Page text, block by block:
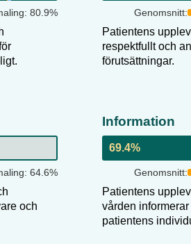
: 80.9% Genomsnitt:
Patientens
respektfullt och
förutsättningar.
: 64.6%
och
Information
69.4%
Genomsnitt:
Patientens
vården
patientens